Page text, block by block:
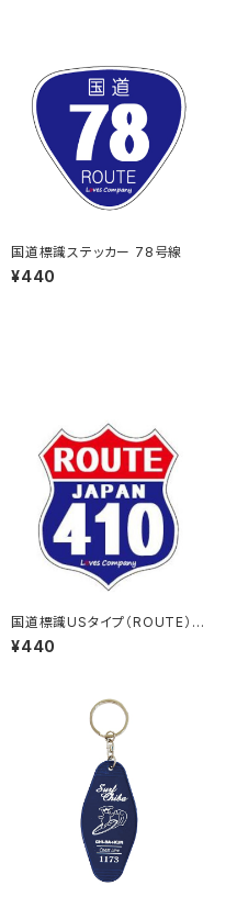
国道標識ステッカー 78号線
¥440
国道標識USタイプ（ROUTE）ス
テッカー 410号線
¥440